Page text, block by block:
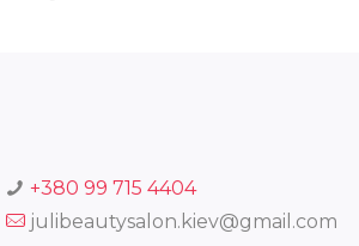
+380 99 715 4404
julibeautysalon.kiev@gmail.com